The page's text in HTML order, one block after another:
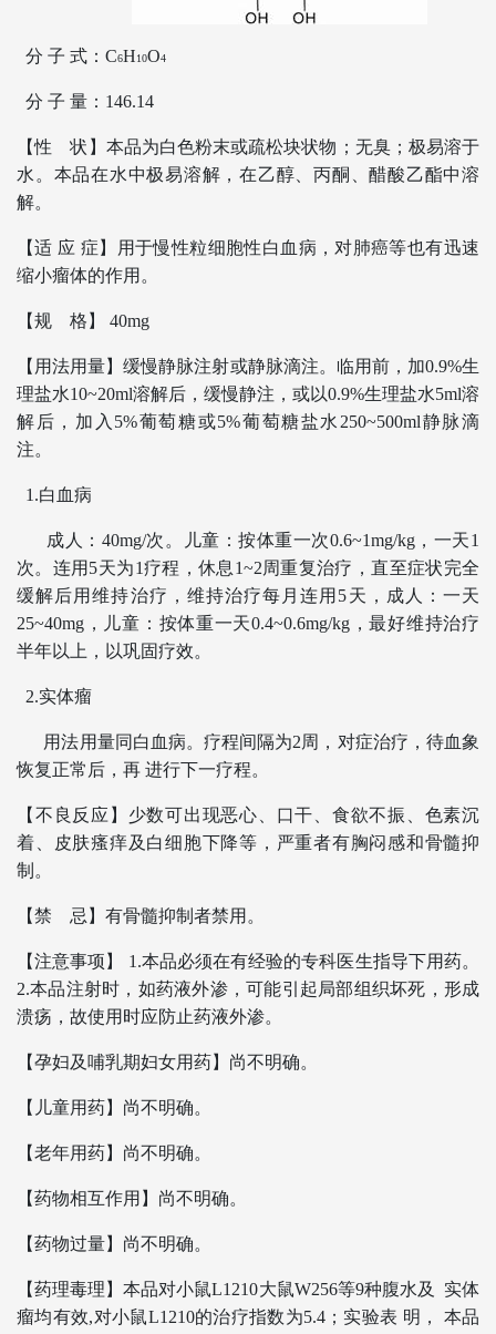
分 子 式：C6H10O4
分 子 量：146.14
【性 状】本品为白色粉末或疏松块状物；无臭；极易溶于
水。本品在水中极易溶解，在乙醇、丙酮、醋酸乙酯中溶
解。
【适 应 症】用于慢性粒细胞性白血病，对肺癌等也有迅速
缩小瘤体的作用。
【规 格】 40mg
【用法用量】缓慢静脉注射或静脉滴注。临用前，加0.9%生
理盐水10~20ml溶解后，缓慢静注，或以0.9%生理盐水5ml溶
解后，加入5%葡萄糖或5%葡萄糖盐水250~500ml静脉滴
注。
1.白血病
成人：40mg/次。儿童：按体重一次0.6~1mg/kg，一天1
次。连用5天为1疗程，休息1~2周重复治疗，直至症状完全
缓解后用维持治疗，维持治疗每月连用5天，成人：一天
25~40mg，儿童：按体重一天0.4~0.6mg/kg，最好维持治疗
半年以上，以巩固疗效。
2.实体瘤
用法用量同白血病。疗程间隔为2周，对症治疗，待血象
恢复正常后，再 进行下一疗程。
【不良反应】少数可出现恶心、口干、食欲不振、色素沉
着、皮肤瘙痒及白细胞下降等，严重者有胸闷感和骨髓抑
制。
【禁 忌】有骨髓抑制者禁用。
【注意事项】 1.本品必须在有经验的专科医生指导下用药。
2.本品注射时，如药液外渗，可能引起局部组织坏死，形成
溃疡，故使用时应防止药液外渗。
【孕妇及哺乳期妇女用药】尚不明确。
【儿童用药】尚不明确。
【老年用药】尚不明确。
【药物相互作用】尚不明确。
【药物过量】尚不明确。
【药理毒理】本品对小鼠L1210大鼠W256等9种腹水及 实体
瘤均有效,对小鼠L1210的治疗指数为5.4；实验表 明， 本品